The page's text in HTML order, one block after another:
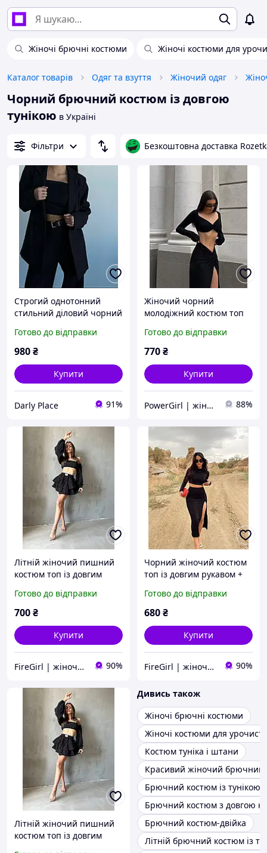
Жіночі брючні костюми Жіночі костюми для
Каталог товарів Одяг та взуття Жіночий одяг
Чорний брючний костюм із довгою
тунікою в Україні
Фільтри Безкоштовна доставка
Строгий однотонний
стильний діловий чорний
(вільний піджак і штани
палаццо)
Готово до відправки
980₴
Купити
Darly Place 91%
Жіночий чорний
молодіжний костюм топ
із довгим рукавом
Готово до відправки
770₴
Купити
PowerGirl | жіночий одяг 88%
Літній жіночий пишний
костюм топ із довгим
воланами (чорний, білий,
фісташковий, пудровий)
Готово до відправки
700₴
Купити
FireGirl | жіночий одяг 90%
Чорний жіночий костюм
топ із довгим рукавом +
42, 44-46 розміри)
Готово до відправки
680₴
Купити
FireGirl | жіночий одяг 90%
Літній жіночий пишний
костюм топ із довгим
Дивись також
Жіночі брючні костюми
Жіночі костюми для
Костюм туніка і штани
Красивий жіночий брючний
Брючний костюм із тунікою
Брючний костюм з довгою
Брючний костюм-двійка
Літній брючний костюм із